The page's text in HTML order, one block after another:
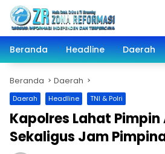
Langsung
konten
Beranda
Headline Daerah
Beranda Daerah
Daerah Headline TNI & Polri
Kapolres Lahat Pimpin
Sekaligus Jam